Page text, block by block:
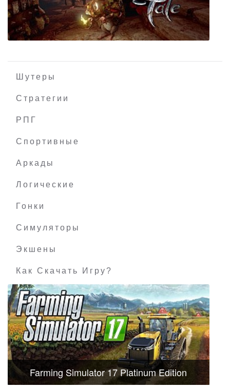
UFO: Aftermath
Шутеры
Стратегии
РПГ
Спортивные
Аркады
Логические
Гонки
Симуляторы
Экшены
Как Скачать Игру?
Farming Simulator 17 Platinum Edition